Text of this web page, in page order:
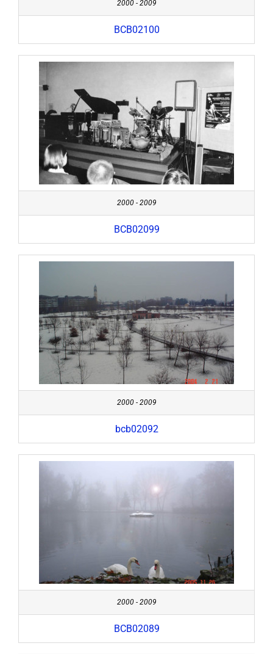
2000 - 2009
BCB02100
2000 - 2009
BCB02099
2000 - 2009
bcb02092
2000 - 2009
BCB02089